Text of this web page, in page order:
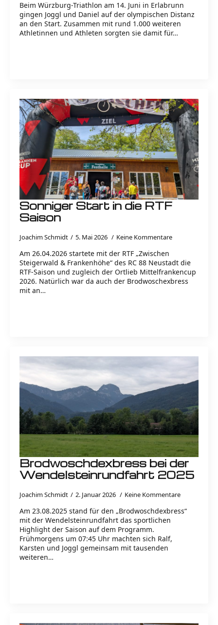
Beim Würzburg-Triathlon am 14. Juni in Erlabrunn
gingen Joggl und Daniel auf der olympischen Distanz
an den Start. Zusammen mit rund 1.000 weiteren
Athletinnen und Athleten sorgten sie damit für…
Sonniger Start in die RTF
Saison
Joachim Schmidt 5. Mai 2026 Keine Kommentare
Am 26.04.2026 startete mit der RTF „Zwischen
Steigerwald & Frankenhöhe“ des RC 88 Neustadt die
RTF-Saison und zugleich der Ortlieb Mittelfrankencup
2026. Natürlich war da auch der Brodwoschexbress
mit an…
Brodwoschdexbress bei der
Wendelsteinrundfahrt 2025
Joachim Schmidt 2. Januar 2026 Keine Kommentare
Am 23.08.2025 stand für den „Brodwoschdexbress“
mit der Wendelsteinrundfahrt das sportlichen
Highlight der Saison auf dem Programm.
Frühmorgens um 07:45 Uhr machten sich Ralf,
Karsten und Joggl gemeinsam mit tausenden
weiteren…